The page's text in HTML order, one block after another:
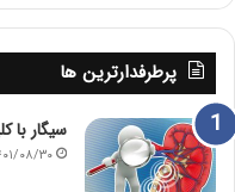
پرطرفدارترین ها
سیگار با
۱۴۰۱/۰۸/